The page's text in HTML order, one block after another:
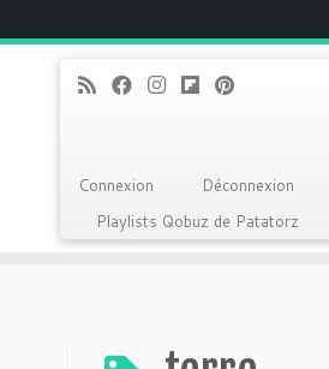
Connexion Déconnexion
Playlists Qobuz de Patatorz